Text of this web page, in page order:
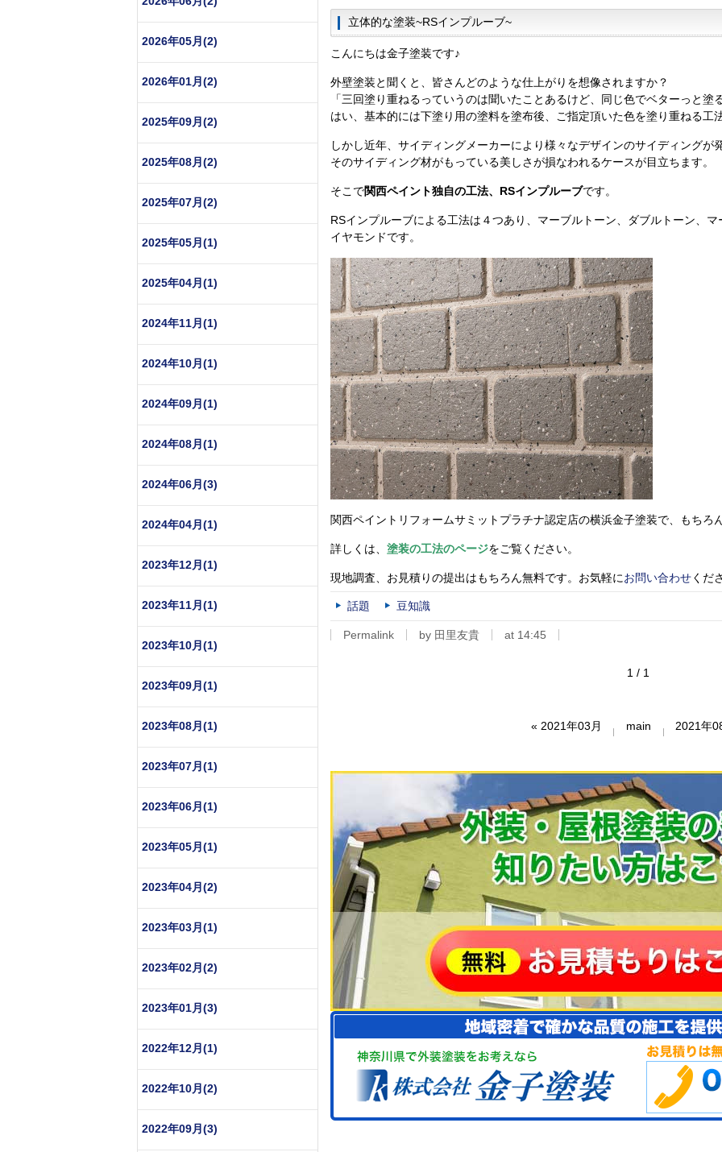
立体的な塗装~RSインプルーブ~
こんにちは金子塗装です♪
外壁塗装と聞くと、皆さんどのような仕上がりを想像されますか？
「三回塗り重ねるっていうのは聞いたことあるけど、同じ色でベターっと塗
はい、基本的には下塗り用の塗料を塗布後、ご指定頂いた色を塗り重ねる工
しかし近年、サイディングメーカーにより様々なデザインのサイディングが
そのサイディング材がもっている美しさが損なわれるケースが目立ちます。
そこで関西ペイント独自の工法、RSインプルーブです。
RSインプルーブによる工法は４つあり、マーブルトーン、ダブルトーン、
イヤモンドです。
関西ペイントリフォームサミットプラチナ認定店の横浜金子塗装で、もちろ
詳しくは、 塗装の工法のページをご覧ください。
現地調査、お見積りの提出はもちろん無料です。お気軽にお問い合わせくだ
話題 豆知識
Permalink by 田里友貴 at 14:45
1 / 1
« 2021年03月 main 2021年
2026年05月(2)
2026年01月(2)
2025年09月(2)
2025年08月(2)
2025年07月(2)
2025年05月(1)
2025年04月(1)
2024年11月(1)
2024年10月(1)
2024年09月(1)
2024年08月(1)
2024年06月(3)
2024年04月(1)
2023年12月(1)
2023年11月(1)
2023年10月(1)
2023年09月(1)
2023年08月(1)
2023年07月(1)
2023年06月(1)
2023年05月(1)
2023年04月(2)
2023年03月(1)
2023年02月(2)
2023年01月(3)
2022年12月(1)
2022年10月(2)
2022年09月(3)